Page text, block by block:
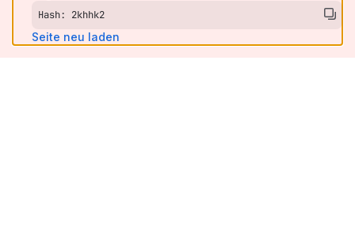
Hash: 2khhk2
Seite neu laden